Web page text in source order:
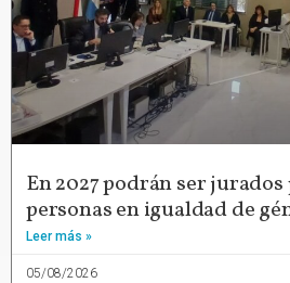
En 2027 podrán ser
personas en igualdad de
Leer más »
05/08/2026